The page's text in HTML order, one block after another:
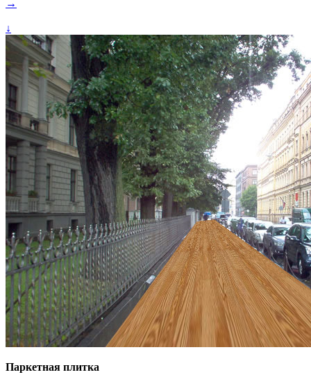
→
↓
Паркетная плитка